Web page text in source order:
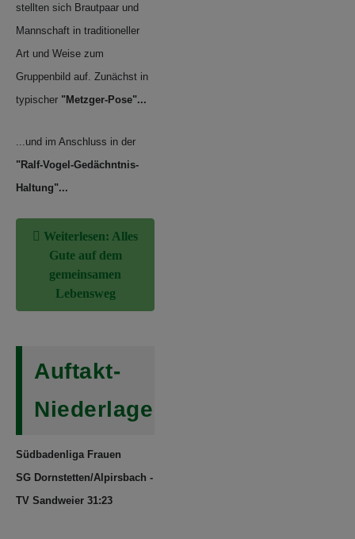
stellten sich Brautpaar und
Mannschaft in traditioneller
Art und Weise zum
Gruppenbild auf. Zunächst in
typischer "Metzger-Pose"...
...und im Anschluss in der
"Ralf-Vogel-Gedächntnis-
Haltung"...
Weiterlesen: Alles
Gute auf dem
gemeinsamen
Lebensweg
Auftakt-
Niederlage
Südbadenliga Frauen
SG Dornstetten/Alpirsbach -
TV Sandweier 31:23